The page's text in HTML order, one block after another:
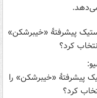
پیشرفتهٔ «خیبرشکن» را
کرد؟